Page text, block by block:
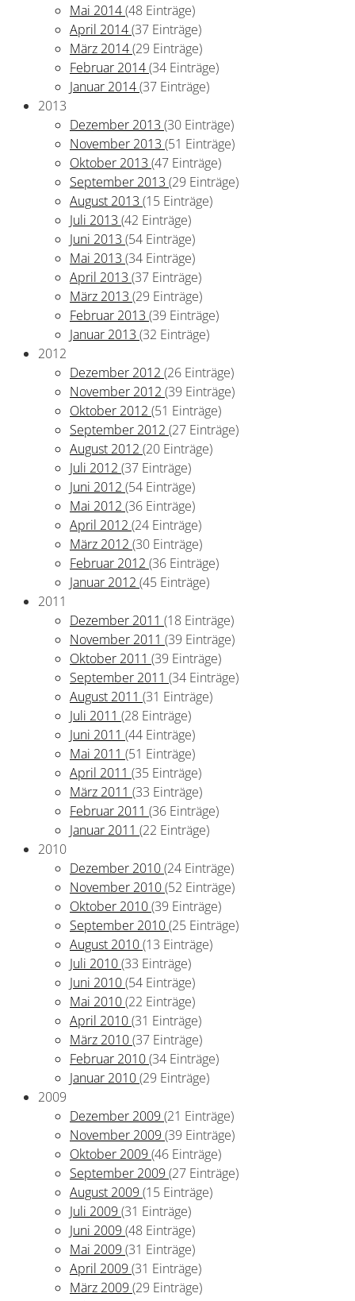
Mai 2014(48 Einträge)
April 2014(37 Einträge)
März 2014(29 Einträge)
Februar 2014(34 Einträge)
Januar 2014(37 Einträge)
2013
Dezember 2013 (30 Einträge)
November 2013 (51 Einträge)
Oktober 2013 (47 Einträge)
September 2013 (29 Einträge)
August 2013 (15 Einträge)
Juli 2013 (42 Einträge)
Juni 2013 (54 Einträge)
Mai 2013 (34 Einträge)
April 2013 (37 Einträge)
März 2013 (29 Einträge)
Februar 2013 (39 Einträge)
Januar 2013 (32 Einträge)
2012
Dezember 2012 (26 Einträge)
November 2012 (39 Einträge)
Oktober 2012 (51 Einträge)
September 2012 (27 Einträge)
August 2012 (20 Einträge)
Juli 2012 (37 Einträge)
Juni 2012 (54 Einträge)
Mai 2012 (36 Einträge)
April 2012 (24 Einträge)
März 2012 (30 Einträge)
Februar 2012 (36 Einträge)
Januar 2012 (45 Einträge)
2011
Dezember 2011 (18 Einträge)
November 2011 (39 Einträge)
Oktober 2011 (39 Einträge)
September 2011 (34 Einträge)
August 2011 (31 Einträge)
Juli 2011 (28 Einträge)
Juni 2011 (44 Einträge)
Mai 2011 (51 Einträge)
April 2011 (35 Einträge)
März 2011 (33 Einträge)
Februar 2011 (36 Einträge)
Januar 2011 (22 Einträge)
2010
Dezember 2010(24 Einträge)
November 2010(52 Einträge)
Oktober 2010(39 Einträge)
September 2010(25 Einträge)
August 2010(13 Einträge)
Juli 2010(33 Einträge)
Juni 2010(54 Einträge)
Mai 2010(22 Einträge)
April 2010(31 Einträge)
März 2010(37 Einträge)
Februar 2010(34 Einträge)
Januar 2010(29 Einträge)
2009
Dezember 2009 (21 Einträge)
November 2009 (39 Einträge)
Oktober 2009 (46 Einträge)
September 2009 (27 Einträge)
August 2009 (15 Einträge)
Juli 2009 (31 Einträge)
Juni 2009 (48 Einträge)
Mai 2009 (31 Einträge)
April 2009 (31 Einträge)
März 2009 (29 Einträge)